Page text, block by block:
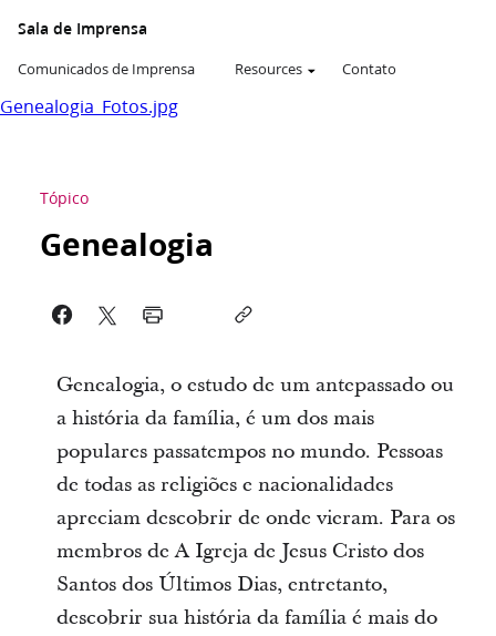
Sala de Imprensa
Comunicados de Imprensa Resources Contato
Genealogia_Fotos.jpg
Tópico
Genealogia
Genealogia, o estudo de um antepassado ou
a história da família, é um dos mais
populares passatempos no mundo. Pessoas
de todas as religiões e nacionalidades
apreciam descobrir de onde vieram. Para os
membros de A Igreja de Jesus Cristo dos
Santos dos Últimos Dias, entretanto,
descobrir sua história da família é mais do